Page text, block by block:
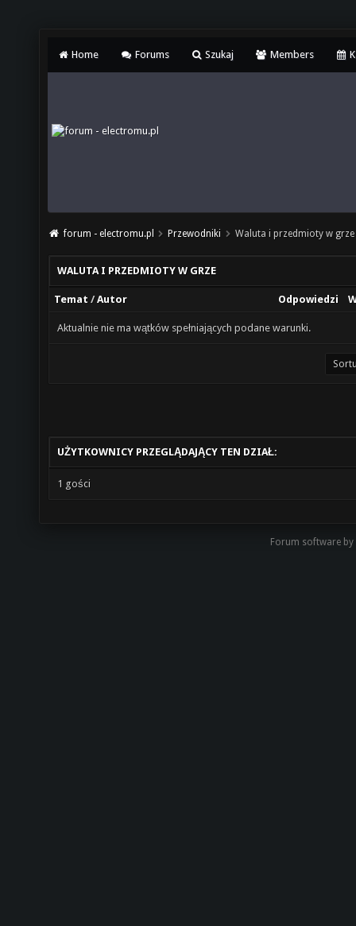
Home Forums Szukaj Members
forum - electromu.pl Przewodniki Waluta i przedmioty w grze
WALUTA I PRZEDMIOTY W GRZE
Temat /Autor Odpowiedzi
Aktualnie nie ma wątków spełniających podane warunki.
UŻYTKOWNICY PRZEGLĄDAJĄCY TEN DZIAŁ:
1 gości
Forum software